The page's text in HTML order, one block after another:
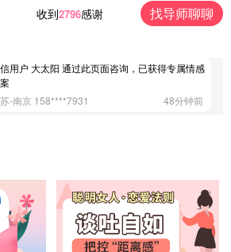
收到2796感谢 找导师聊聊
用户 Vnno 通过此页面咨询，已获得专属情感方
用户 大太阳 通过此页面咨询，已获得专属情感
-南京 158****7931
48分钟前
方案
-朝阳 151****3189
22分钟前
用户 巧?媚儿 通过此页面咨询，已获得专属情感